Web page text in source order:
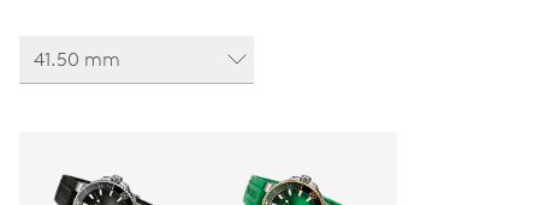
41.50 mm